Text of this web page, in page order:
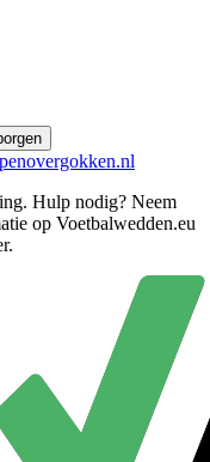
Hulp nodig? Neem
op Voetbalwedden.eu